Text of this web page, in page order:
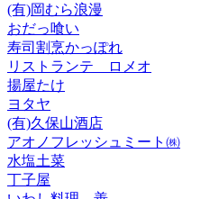
(有)岡むら浪漫
おだっ喰い
寿司割烹かっぽれ
リストランテ ロメオ
揚屋たけ
ヨタヤ
(有)久保山酒店
アオノフレッシュミート㈱
水塩土菜
丁子屋